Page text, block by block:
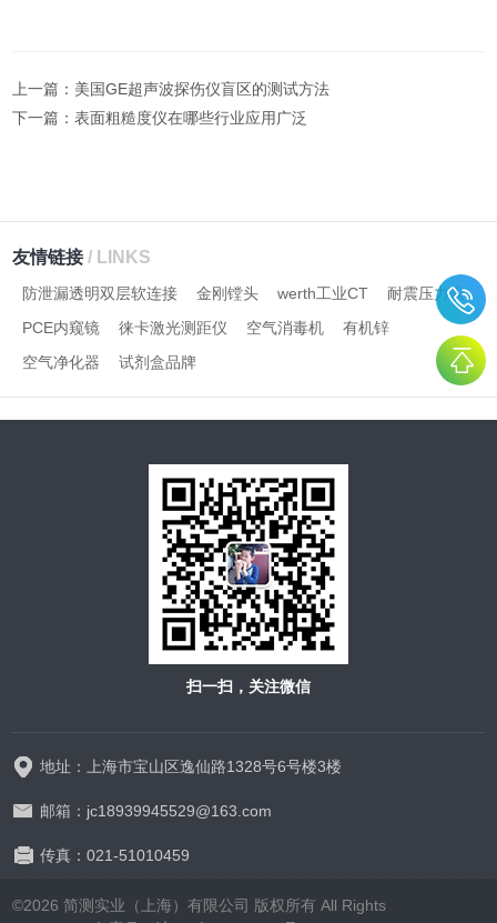
上一篇： 美国GE超声波探伤仪盲区的测试方法
下一篇：表面粗糙度仪在哪些行业应用广泛
友情链接/ LINKS
防泄漏透明双层软连接 金刚镗头 werth工业CT
耐震压力表
PCE内窥镜
徕卡激光测距仪 空气消毒机
有机锌
空气净化器
试剂盒品牌
扫一扫，关注微信
地址：上海市宝山区逸仙路1328号6号楼3楼
邮箱：jc18939945529@163.com
传真：021-51010459
©2026 简测实业（上海）有限公司 版权所有 All Rights